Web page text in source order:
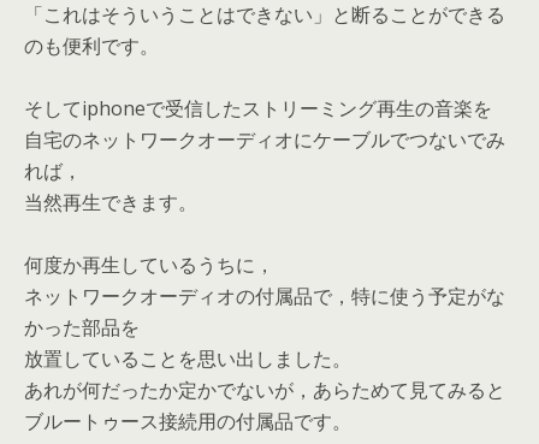
「これはそういうことはできない」と断ることができる
のも便利です。
そしてiphoneで受信したストリーミング再生の音楽を
自宅のネットワークオーディオにケーブルでつないでみ
れば，
当然再生できます。
何度か再生しているうちに，
ネットワークオーディオの付属品で，特に使う予定がな
かった部品を
放置していることを思い出しました。
あれが何だったか定かでないが，あらためて見てみると
ブルートゥース接続用の付属品です。